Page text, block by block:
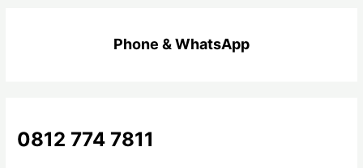
k
Phone & WhatsApp
0812 774 7811